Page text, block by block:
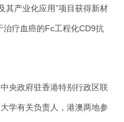
其产业化应用”项目获得新材
治疗血癌的Fc工程化CD9抗
政府驻香港特别行政区联
学有关负责人，港澳两地参